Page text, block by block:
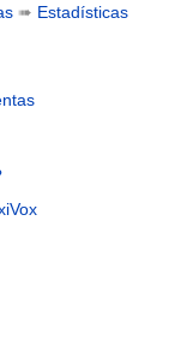
➠ Estadísticas